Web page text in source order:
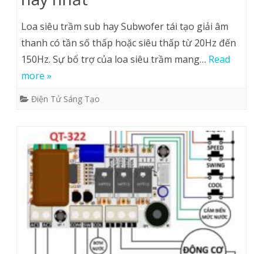
Loa siêu trầm sub hay Subwofer tái tạo giải âm
thanh có tần số thấp hoặc siêu thấp từ 20Hz đến
150Hz. Sự bổ trợ của loa siêu trầm mang… Read
more »
Điện Tử Sáng Tạo